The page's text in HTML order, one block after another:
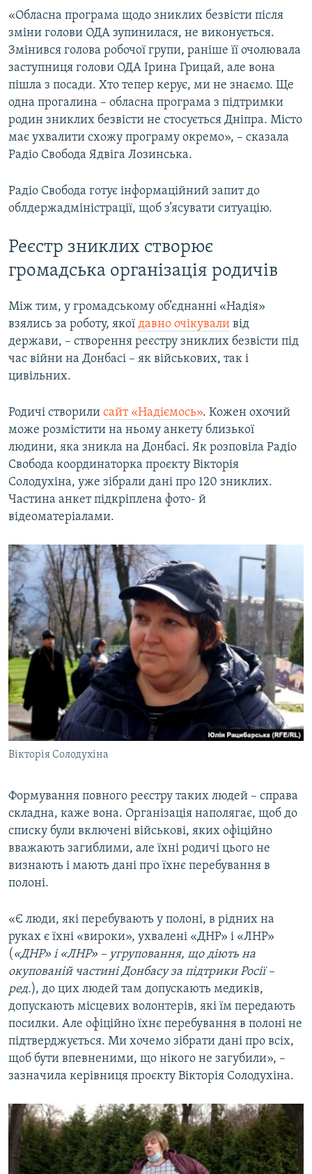
«Обласна програма щодо зниклих безвісти після
зміни голови ОДА зупинилася, не виконується.
Змінився голова робочої групи, раніше її очолювала
заступниця голови ОДА Ірина Грицай, але вона
пішла з посади. Хто тепер керує, ми не знаємо. Ще
одна прогалина – обласна програма з підтримки
родин зниклих безвісти не стосується Дніпра. Місто
має ухвалити схожу програму окремо», – сказала
Радіо Свобода Ядвіга Лозинська.
Радіо Свобода готує інформаційний запит до
облдержадміністрації, щоб з’ясувати ситуацію.
Реєстр зниклих створює
громадська організація родичів
Між тим, у громадському об’єднанні «Надія»
взялись за роботу, якої давно очікували від
держави, – створення реєстру зниклих безвісти під
час війни на Донбасі – як військових, так і
цивільних.
Родичі створили сайт «Надіємось». Кожен охочий
може розмістити на ньому анкету близької
людини, яка зникла на Донбасі. Як розповіла Радіо
Свобода координаторка проєкту Вікторія
Солодухіна, уже зібрали дані про 120 зниклих.
Частина анкет підкріплена фото- й
відеоматеріалами.
Вікторія Солодухіна
Формування повного реєстру таких людей – справа
складна, каже вона. Організація наполягає, щоб до
списку були включені військові, яких офіційно
вважають загиблими, але їхні родичі цього не
визнають і мають дані про їхнє перебування в
полоні.
«Є люди, які перебувають у полоні, в рідних на
руках є їхні «вироки», ухвалені «ДНР» і «ЛНР»
( «ДНР» і «ЛНР» – угруповання, що діють на
окупованій частині Донбасу за підтрики Росії –
ред.), до цих людей там допускають медиків,
допускають місцевих волонтерів, які їм передають
посилки. Але офіційно їхнє перебування в полоні не
підтверджується. Ми хочемо зібрати дані про всіх,
щоб бути впевненими, що нікого не загубили», –
зазначила керівниця проєкту Вікторія Солодухіна.